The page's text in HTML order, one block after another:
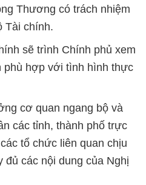
Thương có trách nhiệm
Tài chính.
sẽ trình Chính phủ xem
phù hợp với tình hình thực
cơ quan ngang bộ và
các tỉnh, thành phố trực
tổ chức liên quan chịu
đủ các nội dung của Nghị